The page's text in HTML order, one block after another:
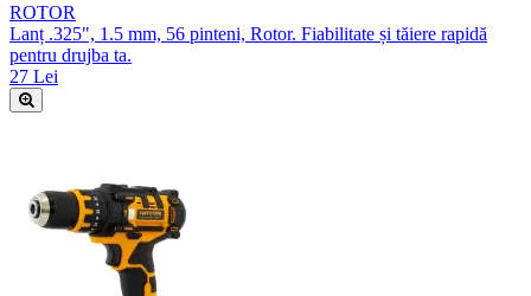
ROTOR
Lanț .325", 1.5 mm, 56 pinteni, Rotor. Fiabilitate și tăiere rapidă
pentru drujba ta.
27 Lei